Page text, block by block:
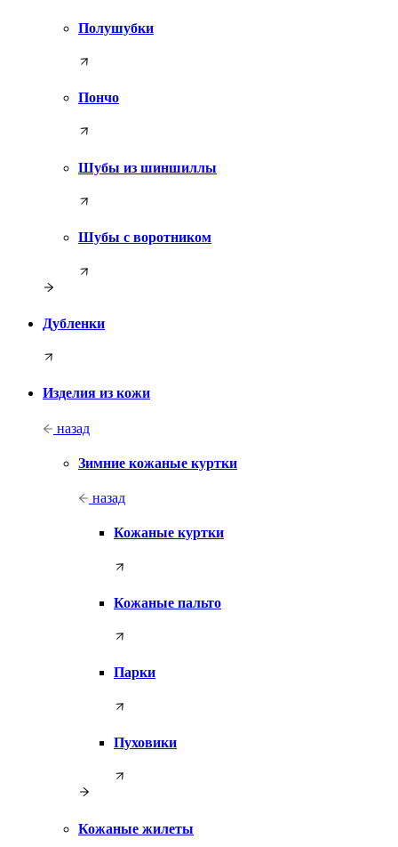
Полушубки
Пончо
Шубы из шиншиллы
Шубы с воротником
Дубленки
Изделия из кожи
назад
Зимние кожаные куртки
назад
Кожаные куртки
Кожаные пальто
Парки
Пуховики
Кожаные жилеты